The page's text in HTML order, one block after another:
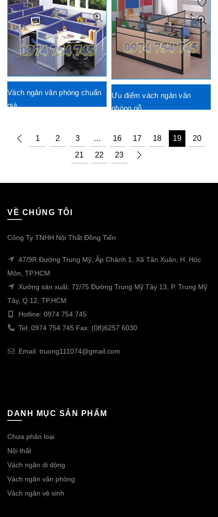
Vách ngăn văn phòng chuẩn
giá
Ưu điểm vách ngăn văn
phòng gỗ
1 2 3 … 16 17 18 19
20
21
22 23
VỀ CHÚNG TÔI
Công Ty TNHH Nội Thất Đồng Tiến
47/9R Đường Trung Mỹ, Ấp Chánh 1, Xã Tân Xuân, H. Hóc
Môn, TP.HCM
Xưởng sản xuất: 72/75 Đường Trung Mỹ Tây 13, P. Trung Mỹ
Tây, Q.12, TP.HCM
Hotline: 0974 754 745
Tel: 0974 754 745 Fax: (08)6257 6030
Email: truong111074@gmail.com
DANH MỤC SẢN PHẨM
Chưa phân loại
Nội thất
Vách ngăn di dộng
Vách ngăn văn phòng
Vách ngăn vệ sinh